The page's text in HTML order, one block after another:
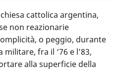
cattolica argentina,
non reazionarie
o peggio, durante
fra il ‘76 e l’83,
alla superficie della